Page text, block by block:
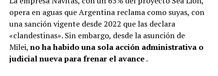
opera en aguas que Argentina reclama como suyas, con
una sanción vigente desde 2022 que las declara
«clandestinas». Sin embargo, desde la asunción de
Milei, no ha habido una sola acción administrativa o
judicial nueva para frenar el avance.